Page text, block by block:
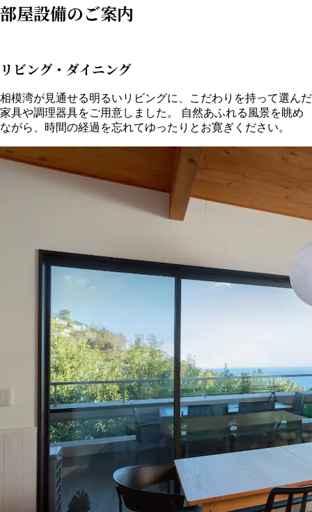
部屋設備のご案内
リビング・ダイニング
相模湾が見通せる明るいリビングに、こだわりを持って選んだ
家具や調理器具をご用意しました。 自然あふれる風景を眺め
ながら、時間の経過を忘れてゆったりとお寛ぎください。